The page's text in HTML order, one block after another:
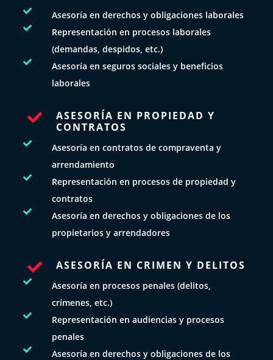
 Asesoría en derechos y obligaciones laborales

Representación en procesos laborales
(demandas, despidos, etc.)

Asesoría en seguros sociales y beneficios
laborales

ASESORÍA EN PROPIEDAD Y
CONTRATOS

Asesoría en contratos de compraventa y
arrendamiento

Representación en procesos de propiedad y
contratos

Asesoría en derechos y obligaciones de los
propietarios y arrendadores
 ASESORÍA EN CRIMEN Y DELITOS

Asesoría en procesos penales (delitos,
crímenes, etc.)

Representación en audiencias y procesos
penales

Asesoría en derechos y obligaciones de los